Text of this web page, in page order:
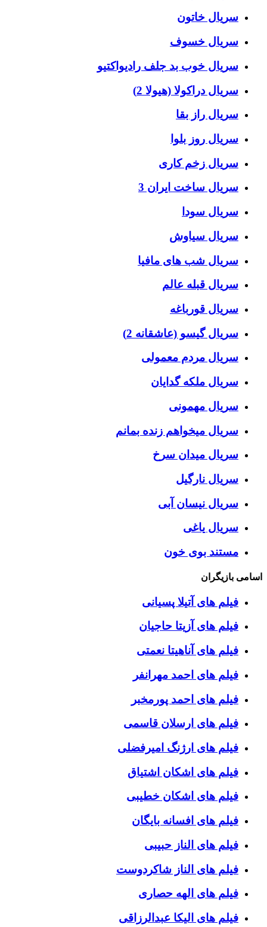
سریال خاتون
سریال خسوف
سریال خوب بد جلف رادیواکتیو
سریال دراکولا (هیولا 2)
سریال راز بقا
سریال روز بلوا
سریال زخم کاری
سریال ساخت ایران 3
سریال سودا
سریال سیاوش
سریال شب های مافیا
سریال قبله عالم
سریال قورباغه
سریال گیسو (عاشقانه 2)
سریال مردم معمولی
سریال ملکه گدایان
سریال مهمونی
سریال میخواهم زنده بمانم
سریال میدان سرخ
سریال نارگیل
سریال نیسان آبی
سریال یاغی
مستند بوی خون
اسامی بازیگران
فیلم های آتیلا پسیانی
فیلم های آزیتا حاجیان
فیلم های آناهیتا نعمتی
فیلم های احمد مهرانفر
فیلم های احمد پورمخبر
فیلم های ارسلان قاسمی
فیلم های ارژنگ امیرفضلی
فیلم های اشکان اشتیاق
فیلم های اشکان خطیبی
فیلم های افسانه بایگان
فیلم های الناز حبیبی
فیلم های الناز شاکردوست
فیلم های الهه حصاری
فیلم های الیکا عبدالرزاقی